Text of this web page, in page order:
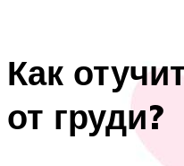
Как
от груди?